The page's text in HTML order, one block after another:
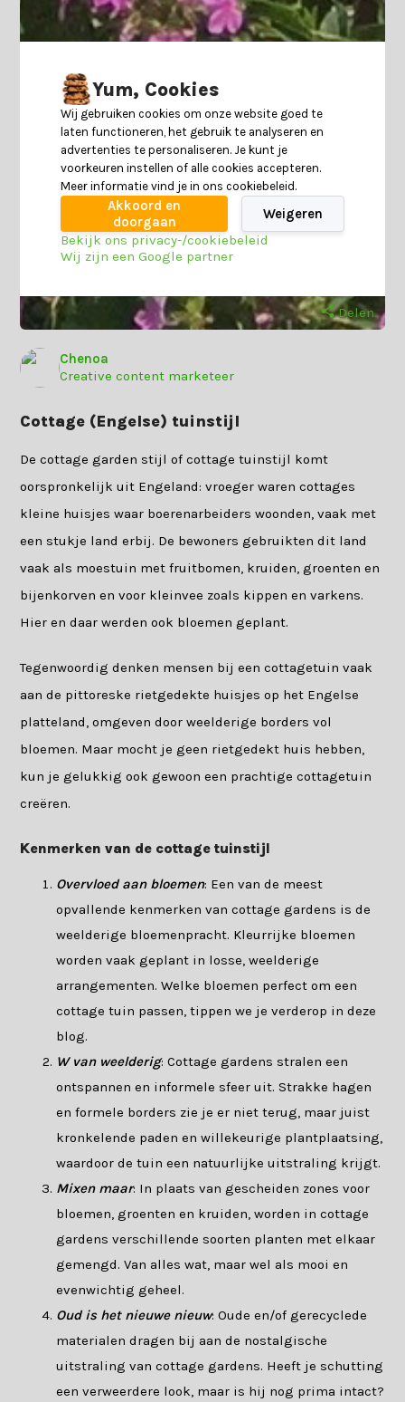
Delen
Chenoa
Creative content marketeer
Cottage (Engelse) tuinstijl
De cottage garden stijl of cottage tuinstijl komt
oorspronkelijk uit Engeland: vroeger waren cottages
kleine huisjes waar boerenarbeiders woonden, vaak met
een stukje land erbij. De bewoners gebruikten dit land
vaak als moestuin met fruitbomen, kruiden, groenten en
bijenkorven en voor kleinvee zoals kippen en varkens.
Hier en daar werden ook bloemen geplant.
Tegenwoordig denken mensen bij een cottagetuin vaak
aan de pittoreske rietgedekte huisjes op het Engelse
platteland, omgeven door weelderige borders vol
bloemen. Maar mocht je geen rietgedekt huis hebben,
kun je gelukkig ook gewoon een prachtige cottagetuin
creëren.
Kenmerken van de cottage tuinstijl
Overvloed aan bloemen: Een van de meest
opvallende kenmerken van cottage gardens is de
weelderige bloemenpracht. Kleurrijke bloemen
worden vaak geplant in losse, weelderige
arrangementen. Welke bloemen perfect om een
cottage tuin passen, tippen we je verderop in deze
blog.
W van weelderig: Cottage gardens stralen een
ontspannen en informele sfeer uit. Strakke hagen
en formele borders zie je er niet terug, maar juist
kronkelende paden en willekeurige plantplaatsing,
waardoor de tuin een natuurlijke uitstraling krijgt.
Mixen maar: In plaats van gescheiden zones voor
bloemen, groenten en kruiden, worden in cottage
gardens verschillende soorten planten met elkaar
gemengd. Van alles wat, maar wel als mooi en
evenwichtig geheel.
Oud is het nieuwe nieuw: Oude en/of gerecyclede
materialen dragen bij aan de nostalgische
uitstraling van cottage gardens. Heeft je schutting
een verweerdere look, maar is hij nog prima intact?
Yum, Cookies
Wij gebruiken cookies om onze website goed te
laten functioneren, het gebruik te analyseren en
advertenties te personaliseren. Je kunt je
voorkeuren instellen of alle cookies accepteren.
Meer informatie vind je in ons cookiebeleid.
Akkoord en
doorgaan
Weigeren
Bekijk ons privacy-/cookiebeleid
Wij zijn een Google partner